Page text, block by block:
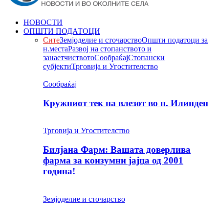
НОВОСТИ
ОПШТИ ПОДАТОЦИ
СитеЗемјоделие и сточарствоОпшти податоци за
н.местаРазвој на стопанството и
занаетчиствотоСообраќајСтопански
субјектиТрговија и Угостителство
Сообраќај
Кружниот тек на влезот во н. Илинден
Трговија и Угостителство
Билјана Фарм: Вашата доверлива
фарма за конзумни јајца од 2001
година!
Земјоделие и сточарство